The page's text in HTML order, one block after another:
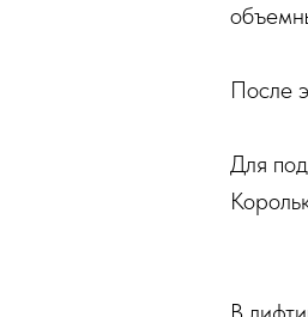
После
Для